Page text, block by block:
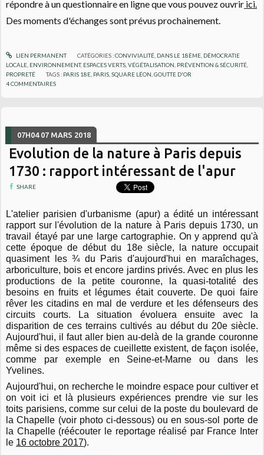
répondre à un questionnaire en ligne que vous pouvez ouvrir ici.
Des moments d'échanges sont prévus prochainement.
LIEN PERMANENT CATÉGORIES :CONVIVIALITÉ, DANS LE 18ÈME, DÉMOCRATIE
LOCALE ENVIRONNEMENT, ESPACES VERTS, VÉGÉTALISATION PRÉVENTION & SÉCURITÉ
PROPRETÉ
TAGS : PARIS 18E PARIS ,SQUARE LÉON ,GOUTTE D'OR
4COMMENTAIRES
07H04 07 MARS 2018
Evolution de la nature à Paris depuis
1730 : rapport intéressant de l'apur
SHARE
L'atelier parisien d'urbanisme (apur) a édité un intéressant
rapport sur l'évolution de la nature à Paris depuis 1730, un
travail étayé par une large cartographie. On y apprend qu'à
cette époque de début du 18e siècle, la nature occupait
quasiment les ¾ du Paris d'aujourd'hui en maraîchages,
arboriculture, bois et encore jardins privés. Avec en plus les
productions de la petite couronne, la quasi-totalité des
besoins en fruits et légumes était couverte. De quoi faire
rêver les citadins en mal de verdure et les défenseurs des
circuits courts. La situation évoluera ensuite avec la
disparition de ces terrains cultivés au début du 20e siècle.
Aujourd'hui, il faut aller bien au-delà de la grande couronne
même si des espaces de cueillette existent, de façon isolée,
comme par exemple en Seine-et-Marne ou dans les
Yvelines.
Aujourd'hui, on recherche le moindre espace pour cultiver et
on voit ici et là plusieurs expériences prendre vie sur les
toits parisiens, comme sur celui de la poste du boulevard de
la Chapelle (voir photo ci-dessous) ou en sous-sol porte de
la Chapelle (réécouter le reportage réalisé par France Inter
le 16 octobre 2017).